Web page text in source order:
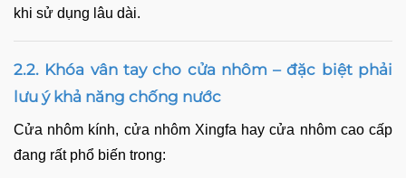
khi sử dụng lâu dài.
2.2. Khóa vân tay cho cửa nhôm – đặc biệt phải
lưu ý khả năng chống nước
Cửa nhôm kính, cửa nhôm Xingfa hay cửa nhôm cao cấp
đang rất phổ biến trong: